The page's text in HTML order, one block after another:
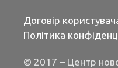
Договір
Політика
© 2017 – Центр